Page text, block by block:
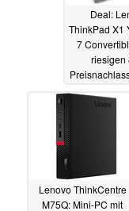
Deal:
ThinkPad X1
7
riesigen
Lenovo ThinkCentre
M75Q: Mini-PC mit